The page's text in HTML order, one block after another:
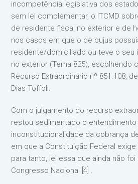
incompetência legislativa dos
sem lei complementar, o ITCMD
de residente fiscal no exterior e de
nos casos em que o de cujus
residente/domiciliado ou teve o seu
no exterior (Tema 825), escolhendo
Recurso Extraordinário nº 851.108,
Dias Toffoli.
Com o julgamento do recurso
restou sedimentado o
inconstitucionalidade da cobrança
em que a Constituição Federal
para tanto, lei essa que ainda não
Congresso Nacional [4] .